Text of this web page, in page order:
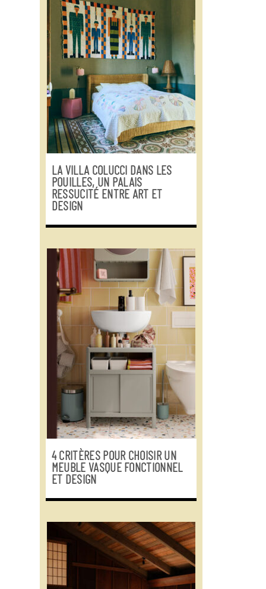
LA VILLA COLUCCI DANS LES
POUILLES, UN PALAIS
RESSUCITÉ ENTRE ART ET
DESIGN
4 CRITÈRES POUR CHOISIR UN
MEUBLE VASQUE FONCTIONNEL
ET DESIGN